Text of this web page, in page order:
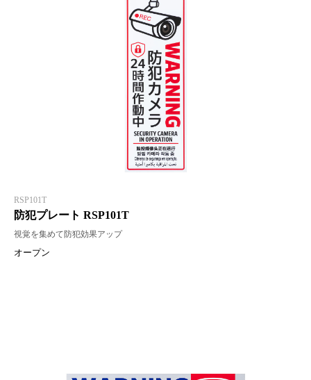
RSP101T
防犯プレート RSP101T
視覚を集めて防犯効果アップ
オープン